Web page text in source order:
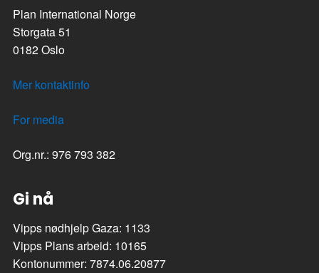
Plan International Norge
Storgata 51
0182 Oslo
Mer kontaktinfo
For media
Org.nr.: 976 793 382
Gi nå
Vipps nødhjelp Gaza: 1133
Vipps Plans arbeid: 10165
Kontonummer: 7874.06.20877